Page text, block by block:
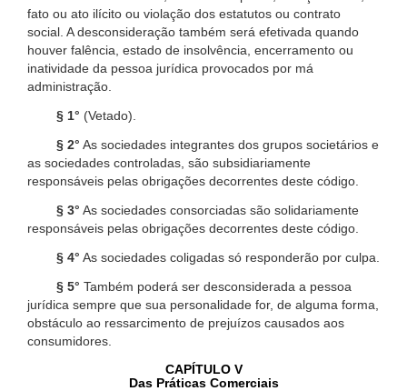
fato ou ato ilícito ou violação dos estatutos ou contrato
social. A desconsideração também será efetivada quando
houver falência, estado de insolvência, encerramento ou
inatividade da pessoa jurídica provocados por má
administração.
§ 1° (Vetado).
§ 2° As sociedades integrantes dos grupos societários e
as sociedades controladas, são subsidiariamente
responsáveis pelas obrigações decorrentes deste código.
§ 3° As sociedades consorciadas são solidariamente
responsáveis pelas obrigações decorrentes deste código.
§ 4° As sociedades coligadas só responderão por culpa.
§ 5° Também poderá ser desconsiderada a pessoa
jurídica sempre que sua personalidade for, de alguma forma,
obstáculo ao ressarcimento de prejuízos causados aos
consumidores.
CAPÍTULO V
Das Práticas Comerciais